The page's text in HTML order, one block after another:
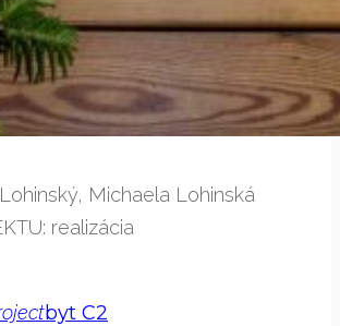
Michaela Lohinská
realizácia
byt C2